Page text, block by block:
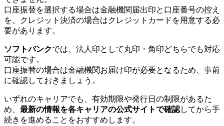
口座振替を選択する場合は金融機関届出印と口座番号の控え
を、クレジット決済の場合はクレジットカードを用意する必
要があります。
ソフトバンクでは、法人印として丸印・角印どちらでも対応
可能です。
口座振替の場合は金融機関お届け印が必要となるため、事前
に確認しておきましょう。
いずれのキャリアでも、有効期限や発行日の制限があるた
め、 最新の情報を各キャリアの公式サイトで確認してから手
続きを進めることをおすすめします。